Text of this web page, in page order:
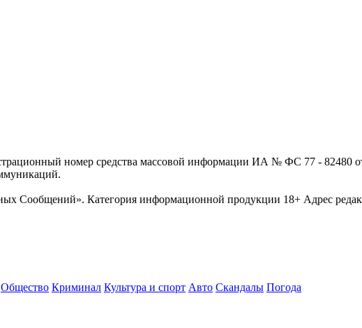
номер средства массовой информации ИА № ФС 77 - 82480
Сообщений». Категория информационной продукции 18+ Адрес
Общество Криминал Культура и спорт Авто Скандалы Погода